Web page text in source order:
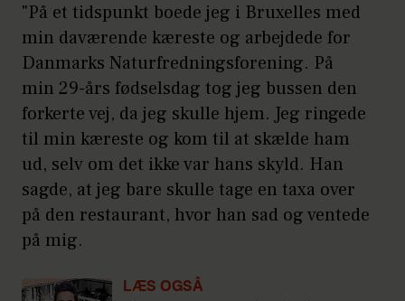
"På et tidspunkt boede jeg i Bruxelles med
min daværende kæreste og arbejdede for
Danmarks Naturfredningsforening. På
min 29-års fødselsdag tog jeg bussen den
forkerte vej, da jeg skulle hjem. Jeg ringede
til min kæreste og kom til at skælde ham
ud, selv om det ikke var hans skyld. Han
sagde, at jeg bare skulle tage en taxa over
på den restaurant, hvor han sad og ventede
på mig.
LÆS OGSÅ